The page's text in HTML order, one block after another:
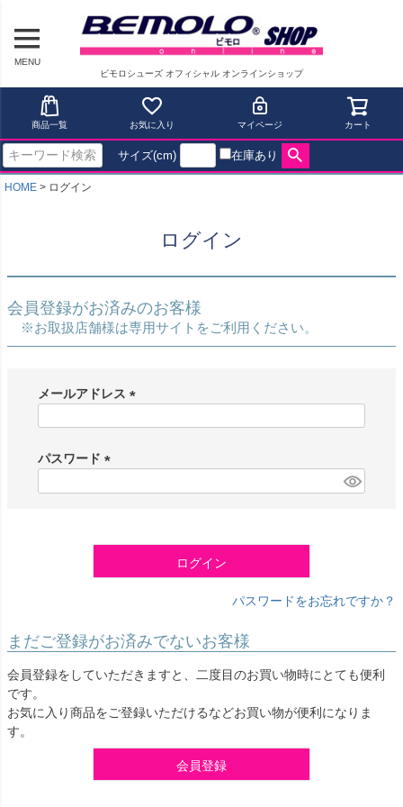
MENU
ビモロシューズ オフィシャル オンラインショップ
商品一覧 お気に入り マイページ カート
サイズ(cm) 在庫あり
HOME ログイン
ログイン
会員登録がお済みのお客様
※お取扱店舗様は専用サイトをご利用ください。
メールアドレス
)
パスワード
ログイン
パスワードをお忘れですか？
まだご登録がお済みでないお客様
会員登録をしていただきますと、二度目のお買い物時にとても便利
です。
お気に入り商品をご登録いただけるなどお買い物が便利になりま
す。
会員登録